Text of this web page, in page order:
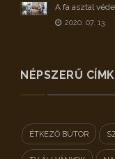
A fa asztal
2020. 07. 13.
NÉPSZERŰ
ÉTKEZŐ BÚTOR